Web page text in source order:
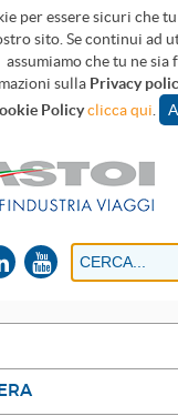
per essere sicuri che
sito. Se continui ad
assumiamo che tu ne sia
sulla Privacy
Policyclicca qui